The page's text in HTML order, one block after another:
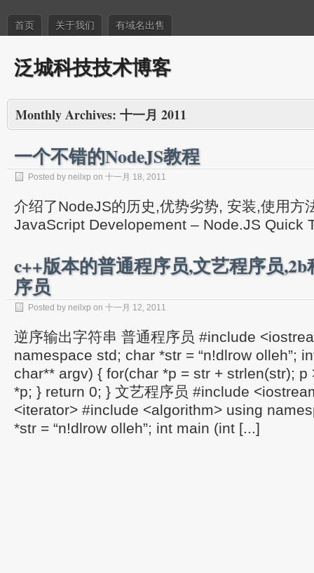
首页 关于我们 有域名出售
泛城科技技术博客
Monthly Archives: 十一月 2011
一个不错的NodeJS教程
Posted by neilxp on 十一月 18, 2011
介绍了NodeJS的历史,优势劣势, 安装,使用方
JavaScript Developement – Node.JS Quick
c++版本的普通程序员,文艺程序员
序员
Posted by neilxp on 十一月 12, 2011
逆序输出字符串 普通程序员 #include
namespace std; char *str = “n!dlrow olleh”;
char** argv) { for(char *p = str + strlen(str); p
*p; } return 0; } 文艺程序员 #include
<iterator> #include <algorithm> using
*str = “n!dlrow olleh”; int main (int [...]